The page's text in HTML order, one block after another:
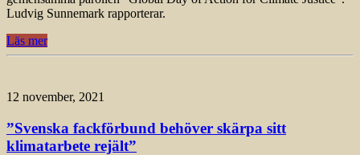
Ludvig Sunnemark rapporterar.
Läs mer
12 november, 2021
”Svenska fackförbund behöver skärpa sitt
klimatarbete rejält”